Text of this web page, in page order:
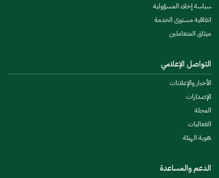
سياسة إخلاء المسؤولية
اتفاقية مستوى الخدمة
ميثاق المتعاملين
التواصل الإعلامي
الأخبار والإعلانات
الإصدارات
المجلة
الفعاليات
هوية الهيئة
الدعم والمساعدة